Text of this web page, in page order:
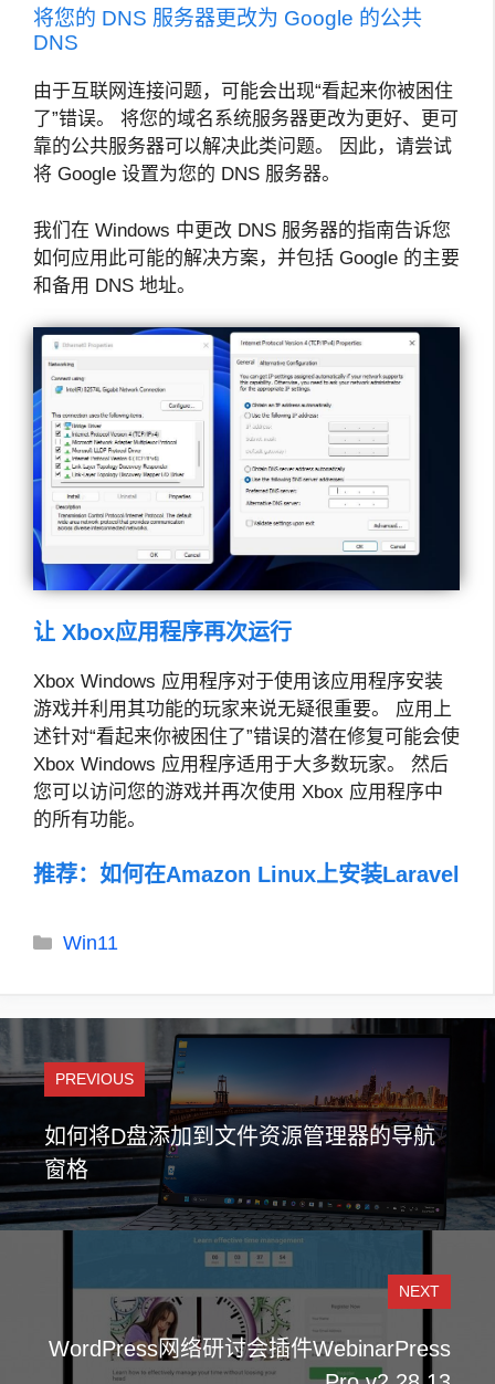
将您的 DNS 服务器更改为 Google 的公共
DNS
由于互联网连接问题，可能会出现“看起来你被困住
了”错误。 将您的域名系统服务器更改为更好、更可
靠的公共服务器可以解决此类问题。 因此，请尝试
将 Google 设置为您的 DNS 服务器。
我们在 Windows 中更改 DNS 服务器的指南告诉您
如何应用此可能的解决方案，并包括 Google 的主要
和备用 DNS 地址。
让 Xbox应用程序再次运行
Xbox Windows 应用程序对于使用该应用程序安装
游戏并利用其功能的玩家来说无疑很重要。 应用上
述针对“看起来你被困住了”错误的潜在修复可能会使
Xbox Windows 应用程序适用于大多数玩家。 然后
您可以访问您的游戏并再次使用 Xbox 应用程序中
的所有功能。
推荐： 如何在Amazon Linux上安装Laravel
分
Win11
PREVIOUS
如何将D盘添加到文件资源管理器的导航
窗格
NEXT
WordPress网络研讨会插件WebinarPress